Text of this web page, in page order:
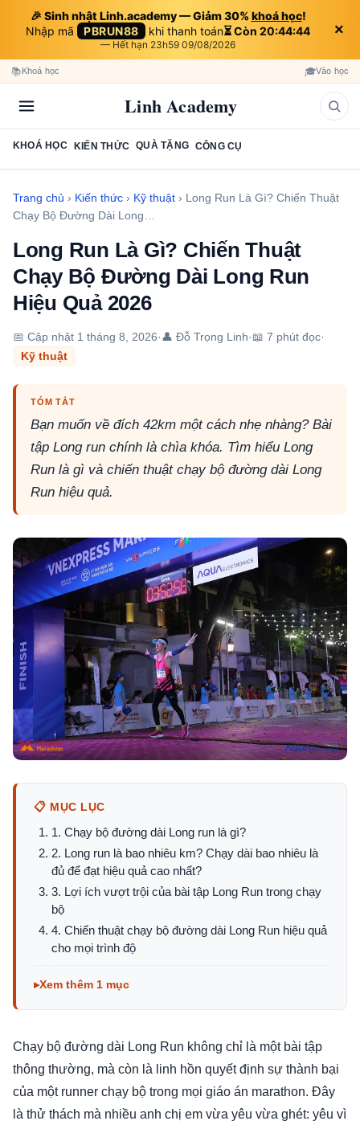
🎉 Sinh nhật Linh.academy — Giảm 30% khoá học!
Nhập mã PBRUN88 khi thanh toán⏳ Còn 20:44:43
— Hết hạn 23h59 09/08/2026
×
📚Khoá học 🎓Vào học
Linh Academy
KHOÁ HỌC KIẾN THỨC QUÀ TẶNG CÔNG CỤ
Trang chủ › Kiến thức › Kỹ thuật › Long Run Là Gì? Chiến Thuật
Chạy Bộ Đường Dài Long…
Long Run Là Gì? Chiến Thuật
Chạy Bộ Đường Dài Long Run
Hiệu Quả 2026
📅 Cập nhật 1 tháng 8, 2026·👤 Đỗ Trọng Linh·📖 7 phút đọc·
Kỹ thuật
TÓM TẮT
Bạn muốn về đích 42km một cách nhẹ nhàng? Bài
tập Long run chính là chìa khóa. Tìm hiểu Long
Run là gì và chiến thuật chạy bộ đường dài Long
Run hiệu quả.
📋 MỤC LỤC
1. Chạy bộ đường dài Long run là gì?
2. Long run là bao nhiêu km? Chạy dài bao nhiêu là
đủ để đạt hiệu quả cao nhất?
3. Lợi ích vượt trội của bài tập Long Run trong chạy
bộ
4. Chiến thuật chạy bộ đường dài Long Run hiệu quả
cho mọi trình độ
Xem thêm 1 mục
Chạy bộ đường dài Long Run không chỉ là một bài tập
thông thường, mà còn là linh hồn quyết định sự thành bại
của một runner chạy bộ trong mọi giáo án marathon. Đây
là thử thách mà nhiều anh chị em vừa yêu vừa ghét: yêu vì